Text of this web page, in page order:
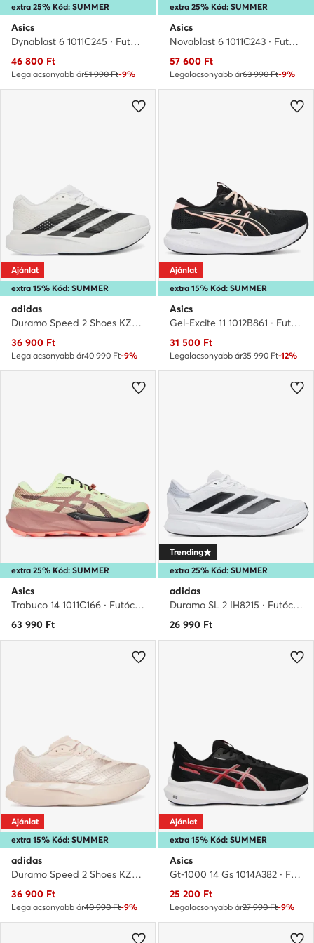
extra 25% Kód: SUMMER
Asics
Dynablast 6 1011C245 · Futócipő
Aktuális ár
46 800 Ft
Legalacsonyabb ár51 990 Ft-9%
extra 25% Kód: SUMMER
Asics
Novablast 6 1011C243 · Futócipő
Aktuális ár
57 600 Ft
Legalacsonyabb ár63 990 Ft-9%
extra 15% Kód: SUMMER
Ajánlat
adidas
Duramo Speed 2 Shoes KZ8978 · Futócipő
Aktuális ár
36 900 Ft
Legalacsonyabb ár40 990 Ft-9%
extra 15% Kód: SUMMER
Ajánlat
Asics
Gel-Excite 11 1012B861 · Futócipő
Aktuális ár
31 500 Ft
Legalacsonyabb ár35 990 Ft-12%
extra 25% Kód: SUMMER
Asics
Trabuco 14 1011C166 · Futócipő
63 990 Ft
extra 25% Kód: SUMMER
Trending
adidas
Duramo SL 2 IH8215 · Futócipő
26 990 Ft
extra 15% Kód: SUMMER
Ajánlat
adidas
Duramo Speed 2 Shoes KZ8977 · Futócipő
Aktuális ár
36 900 Ft
Legalacsonyabb ár40 990 Ft-9%
extra 15% Kód: SUMMER
Ajánlat
Asics
Gt-1000 14 Gs 1014A382 · Futócipő
Aktuális ár
25 200 Ft
Legalacsonyabb ár27 990 Ft-9%